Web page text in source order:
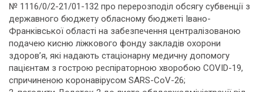
№ 1116/0/2-21/01-132 про перерозподіл обсягу субвенції з
державного бюджету обласному бюджеті Івано-
Франківської області на забезпечення централізованою
подачею кисню ліжкового фонду закладів охорони
здоров’я, які надають стаціонарну медичну допомогу
пацієнтам з гострою респіраторною хворобою COVID-19,
спричиненою коронавірусом SARS-CoV-26;